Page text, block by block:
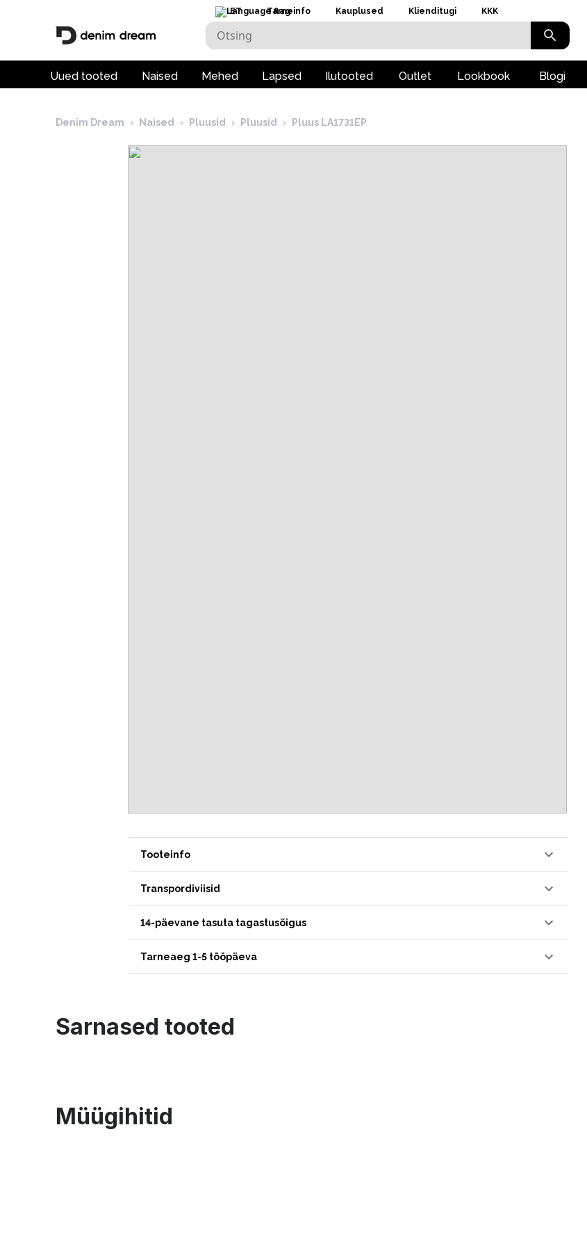
ET Tarneinfo Kauplused Klienditugi KKK
Uued tooted Naised Mehed Lapsed Ilutooted Outlet Lookbook Blogi
Denim Dream › Naised › Pluusid › Pluusid › Pluus LA1731EP
Tooteinfo
Transpordiviisid
14-päevane tasuta tagastusõigus
Tarneaeg 1-5 tööpäeva
Sarnased tooted
Müügihitid